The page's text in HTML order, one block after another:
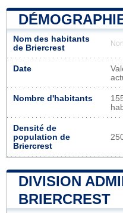
Nom des habitants
de Briercrest
Date
Nombre d'habitants
Densité de
population de
Briercrest
DIVISION
BRIERCREST